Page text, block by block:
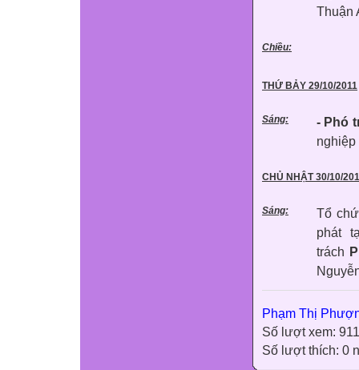
Thuận
Chiều:
THỨ BẢY 29/10/2011
Sáng:
- Phó
CHỦ NHẬT 30/10/
Sáng:
Tổ
phát
trách
Phạm Thị
Số lượt xem: 911
Số lượt thích: 0